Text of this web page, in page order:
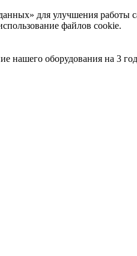
для улучшения работы
файлов cookie.
нашего оборудования на 3